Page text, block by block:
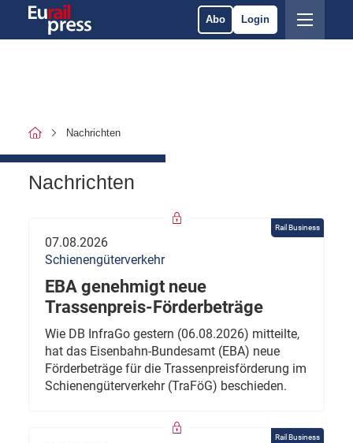
Abo Login
Nachrichten
Nachrichten
Rail Business
07.08.2026
Schienengüterverkehr
EBA genehmigt neue
Trassenpreis-Förderbeträge
Wie DB InfraGo gestern (06.08.2026) mitteilte,
hat das Eisenbahn-Bundesamt (EBA) neue
Förderbeträge für die Trassenpreisförderung im
Schienengüterverkehr (TraFöG) beschieden.
Rail Business